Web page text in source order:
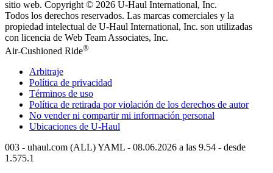
sitio web. Copyright © 2026 U-Haul International, Inc.
Todos los derechos reservados. Las marcas comerciales y la
propiedad intelectual de U-Haul International, Inc. son utilizadas
con licencia de Web Team Associates, Inc.
Air-Cushioned Ride®
Arbitraje
Política de privacidad
Términos de uso
Política de retirada por violación de los derechos de autor
No vender ni compartir mi información personal
Ubicaciones de U-Haul
003 - uhaul.com (ALL) YAML - 08.06.2026 a las 9.54 - desde
1.575.1